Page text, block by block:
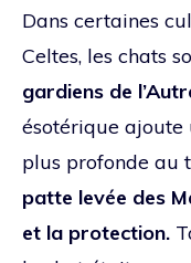
Dans certaines
Celtes, les chats
gardiens de
ésotérique ajoute
plus profonde au
patte levée des
et la protection.